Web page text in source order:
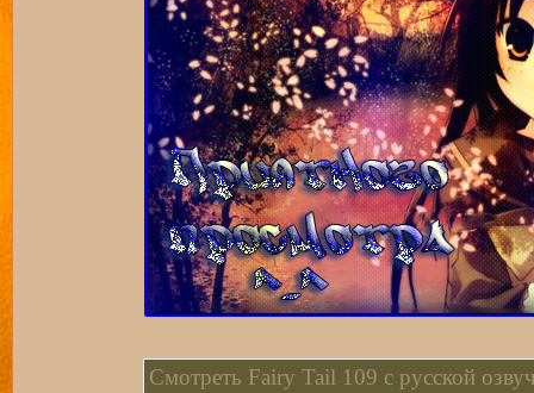
Смотреть Fairy Tail 109 с русской